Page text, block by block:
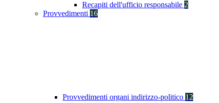
Recapiti dell'ufficio responsabile 2
Provvedimenti 16
Provvedimenti organi indirizzo-politico 12